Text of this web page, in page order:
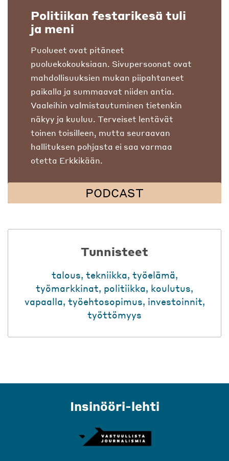
Politiikan festarikesä tuli
ja meni
Puolueet ovat pitäneet
puoluekokouksiaan. Sivupersoonat ovat
mahdollisuuksien mukan piipahtaneet
paikalla ja summaavat niiden antia.
Vaaleihin valmistautuminen tietenkin
näkyy ja kuuluu. Terveiset lentävät
toinen toisilleen, mutta seuraavan
hallituksen pohjasta ei saa varmaa
otetta Erkkikään.
PODCAST
Tunnisteet
talous, tekniikka, työelämä,
työmarkkinat, politiikka, koulutus,
vapaalla, työehtosopimus, investoinnit,
työttömyys
Insinööri-lehti